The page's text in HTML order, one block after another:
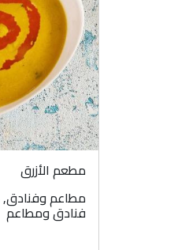
مطعم الأزرق
مطاعم وفنادق,
فنادق ومطاعم